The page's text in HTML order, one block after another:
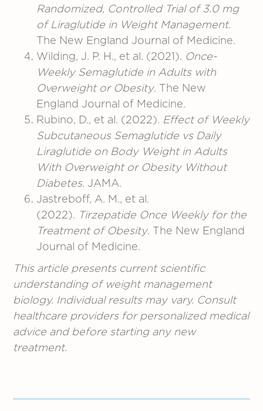
Randomized, Controlled Trial of 3.0 mg
of Liraglutide in Weight Management.
The New England Journal of Medicine.
Wilding, J. P. H., et al. (2021). Once-
Weekly Semaglutide in Adults with
Overweight or Obesity. The New
England Journal of Medicine.
Rubino, D., et al. (2022). Effect of Weekly
Subcutaneous Semaglutide vs Daily
Liraglutide on Body Weight in Adults
With Overweight or Obesity Without
Diabetes. JAMA.
Jastreboff, A. M., et al.
(2022). Tirzepatide Once Weekly for the
Treatment of Obesity. The New England
Journal of Medicine.
This article presents current scientific
understanding of weight management
biology. Individual results may vary. Consult
healthcare providers for personalized medical
advice and before starting any new
treatment.